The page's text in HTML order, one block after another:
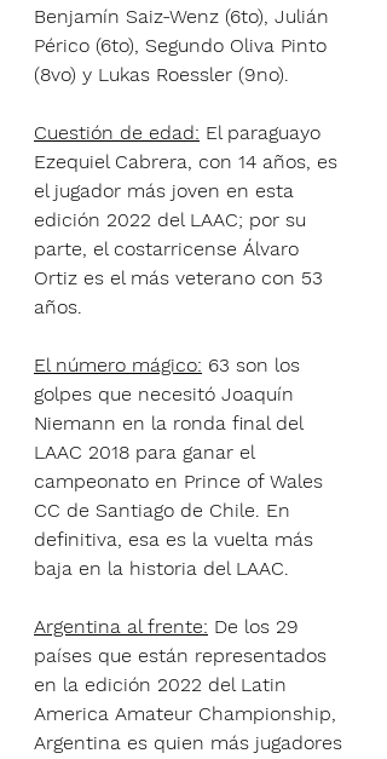
Benjamín Saiz-Wenz (6to), Julián
Périco (6to), Segundo Oliva Pinto
(8vo) y Lukas Roessler (9no).
Cuestión de edad: El paraguayo
Ezequiel Cabrera, con 14 años, es
el jugador más joven en esta
edición 2022 del LAAC; por su
parte, el costarricense Álvaro
Ortiz es el más veterano con 53
años.
El número mágico: 63 son los
golpes que necesitó Joaquín
Niemann en la ronda final del
LAAC 2018 para ganar el
campeonato en Prince of Wales
CC de Santiago de Chile. En
definitiva, esa es la vuelta más
baja en la historia del LAAC.
Argentina al frente: De los 29
países que están representados
en la edición 2022 del Latin
America Amateur Championship,
Argentina es quien más jugadores